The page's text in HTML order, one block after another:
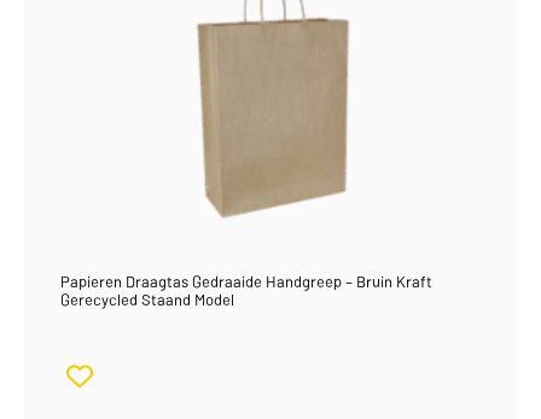
Papieren Draagtas Gedraaide Handgreep – Bruin Kraft
Gerecycled Staand Model